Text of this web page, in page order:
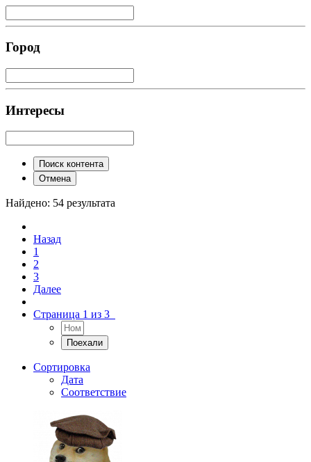
Город
Интересы
Поиск контента
Отмена
Найдено: 54 результата
Назад
1
2
3
Далее
Страница 1 из 3
Сортировка
Дата
Соответствие